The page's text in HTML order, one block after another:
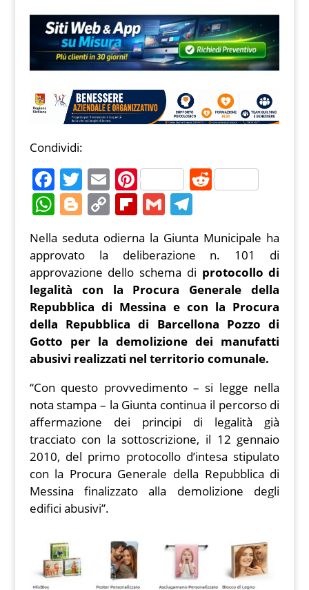
Condividi:
F
a
c
e
b
o
o
k
T
w
itt
er
E
m
ai
l
Pi
nt
er
e
st
R
di
t
W
at
s
A
p
p
Bl
g
g
er
C
o
p
y
Li
n
k
Fl
ip
b
o
ar
d
G
m
ai
l
T
el
e
gr
a
m
Nella seduta odierna la Giunta Municipale ha
approvato la deliberazione n. 101 di
approvazione dello schema di protocollo di
legalità con la Procura Generale della
Repubblica di Messina e con la Procura
della Repubblica di Barcellona Pozzo di
Gotto per la demolizione dei manufatti
abusivi realizzati nel territorio comunale.
“Con questo provvedimento – si legge nella
nota stampa – la Giunta continua il percorso di
affermazione dei principi di legalità già
tracciato con la sottoscrizione, il 12 gennaio
2010, del primo protocollo d’intesa stipulato
con la Procura Generale della Repubblica di
Messina finalizzato alla demolizione degli
edifici abusivi”.